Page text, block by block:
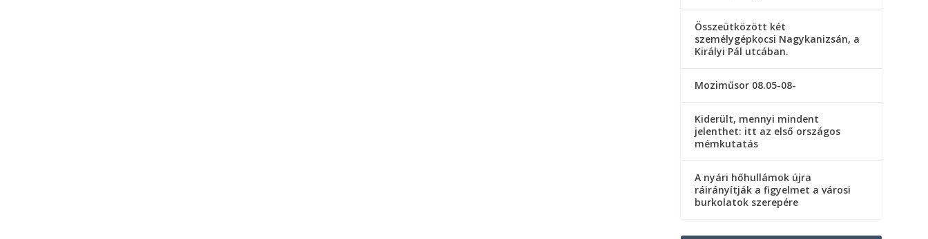
Összeütközött két
személygépkocsi Nagykanizsán, a
Királyi Pál utcában.
Moziműsor 08.05-08-
Kiderült, mennyi mindent
jelenthet: itt az első országos
mémkutatás
A nyári hőhullámok újra
ráirányítják a figyelmet a városi
burkolatok szerepére